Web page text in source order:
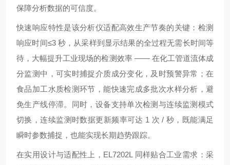
保障分析数据的可信度。
快速响应特性是该分析仪适配高效生产节奏的关键：检测
响应时间≤3 秒，从采样到显示结果的全过程无需长时间等
待，大幅提升工业现场的检测效率 —— 在化工管道流体成
分监测中，可实时捕捉介质成分变化，及时预警异常；在
食品加工水质检测环节，能快速完成多批次水样分析，避
免生产线停滞。同时，设备支持单次检测与连续监测模式
切换，连续监测时数据更新频率可达 1 次 / 秒，既能满足
瞬时参数捕捉，也能实现长期趋势跟踪。
在实用设计与适配性上，EL7202L 同样贴合工业需求：采